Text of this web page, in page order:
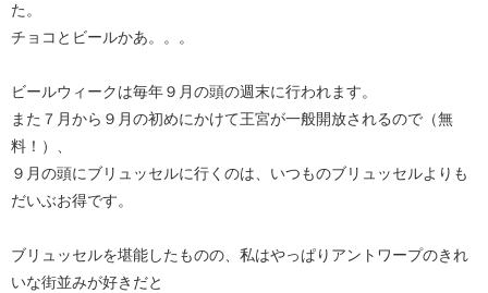
た。
チョコとビールかあ。。。
ビールウィークは毎年９月の頭の週末に行われます。
また７月から９月の初めにかけて王宮が一般開放されるので（無
料！）、
９月の頭にブリュッセルに行くのは、いつものブリュッセルよりも
だいぶお得です。
ブリュッセルを堪能したものの、私はやっぱりアントワープのきれ
いな街並みが好きだと